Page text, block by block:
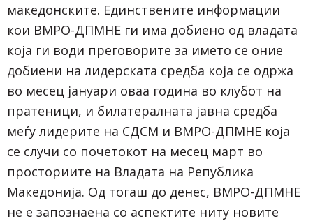
македонските. Единствените информации
кои ВМРО-ДПМНЕ ги има добиено од владата
која ги води преговорите за името се оние
добиени на лидерската средба која се одржа
во месец јануари оваа година во клубот на
пратеници, и билатералната јавна средба
меѓу лидерите на СДСМ и ВМРО-ДПМНЕ која
се случи со почетокот на месец март во
просториите на Владата на Република
Македонија. Од тогаш до денес, ВМРО-ДПМНЕ
не е запознаена со аспектите ниту новите